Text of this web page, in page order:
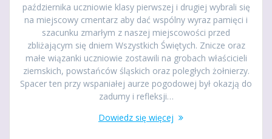
października uczniowie klasy pierwszej i drugiej wybrali się
na miejscowy cmentarz aby dać wspólny wyraz pamięci i
szacunku zmarłym z naszej miejscowości przed
zbliżającym się dniem Wszystkich Świętych. Znicze oraz
małe wiązanki uczniowie zostawili na grobach właścicieli
ziemskich, powstańców śląskich oraz poległych żołnierzy.
Spacer ten przy wspaniałej aurze pogodowej był okazją do
zadumy i refleksji…
Dowiedz się więcej